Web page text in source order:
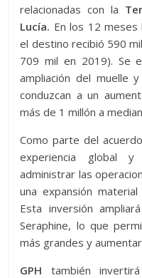
relacionadas con la
Lucía. En los 12
el destino recibió 590
709 mil en 2019). Se
ampliación del muelle
conduzcan a un
más de 1 millón a
Como parte del
experiencia global
administrar las
una expansión
Esta inversión
Seraphine, lo que
más grandes y
GPH también